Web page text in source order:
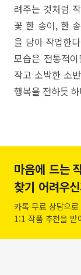
려주는 것처럼
꽃 한 송이, 한
을 담아 작업한
모습은 전통적
작고 소박한 소
행복을 전하듯
마음에 드는
찾기 어려우
카톡 무료 상담으
1:1 작품 추천을